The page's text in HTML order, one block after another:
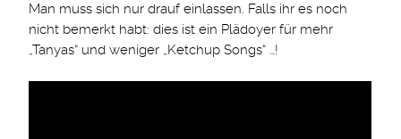
Man muss sich nur drauf einlassen. Falls ihr es noch
nicht bemerkt habt: dies ist ein Plädoyer für mehr
„Tanyas“ und weniger „Ketchup Songs“ …!